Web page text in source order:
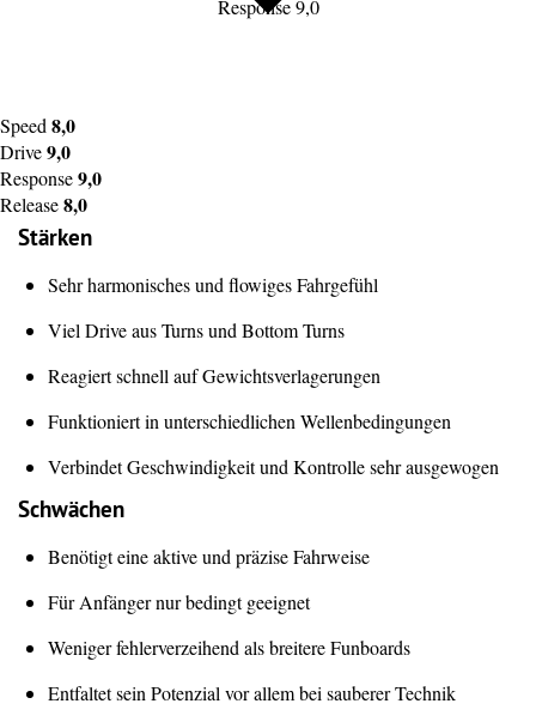
Response 9,0
Speed 8,0
Drive9,0
Response9,0
Release8,0
Stärken
Sehr harmonisches und flowiges Fahrgefühl
Viel Drive aus Turns und Bottom Turns
Reagiert schnell auf Gewichtsverlagerungen
Funktioniert in unterschiedlichen Wellenbedingungen
Verbindet Geschwindigkeit und Kontrolle sehr ausgewogen
Schwächen
Benötigt eine aktive und präzise Fahrweise
Für Anfänger nur bedingt geeignet
Weniger fehlerverzeihend als breitere Funboards
Entfaltet sein Potenzial vor allem bei sauberer Technik